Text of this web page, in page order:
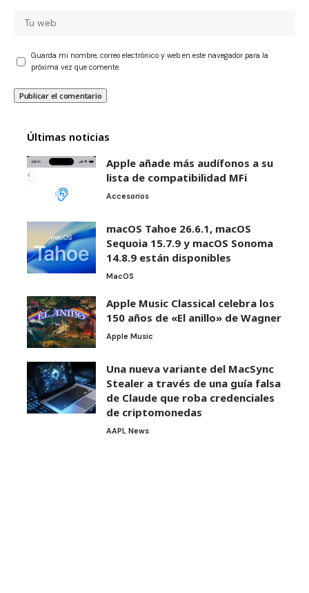
Guarda mi nombre, correo electrónico y web en este navegador para la
próxima vez que comente.
Últimas noticias
Apple añade más audífonos a su
lista de compatibilidad MFi
Accesorios
macOS Tahoe 26.6.1, macOS
Sequoia 15.7.9 y macOS Sonoma
14.8.9 están disponibles
MacOS
Apple Music Classical celebra los
150 años de «El anillo» de Wagner
Apple Music
Una nueva variante del MacSync
Stealer a través de una guía falsa
de Claude que roba credenciales
de criptomonedas
AAPL News